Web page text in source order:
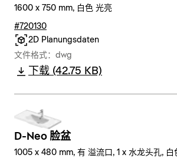
1600 x 750 mm, 白色 光亮
#720130
2D Planungsdaten
文件格式：dwg
下载 (42.75 KB)
D-Neo 脸盆
1005 x 480 mm, 有 溢流口, 1 x 水龙头孔, 白